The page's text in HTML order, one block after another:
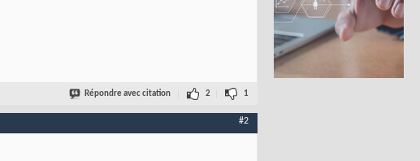
Répondre avec citation 2 1
#2